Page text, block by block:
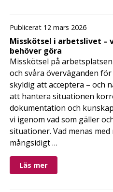
Publicerat 12 mars 2026
Misskötsel i arbetslivet –
behöver göra
Misskötsel på
och svåra överväganden
skyldig att acceptera – och
att hantera situationen
dokumentation och
vi igenom vad som gäller
situationer. Vad menas
mångsidigt …
Läs mer